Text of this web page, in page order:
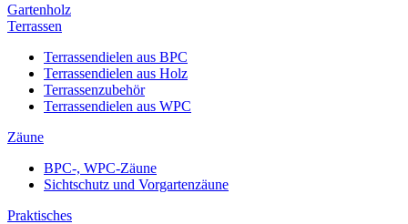
Gartenholz
Terrassen
Terrassendielen aus BPC
Terrassendielen aus Holz
Terrassenzubehör
Terrassendielen aus WPC
Zäune
BPC-, WPC-Zäune
Sichtschutz und Vorgartenzäune
Praktisches